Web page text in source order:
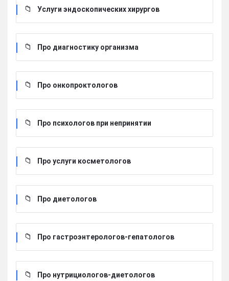
Услуги эндоскопических хирургов
Про диагностику организма
Про онкопроктологов
Про психологов при непринятии
Про услуги косметологов
Про диетологов
Про гастроэнтерологов-гепатологов
Про нутрициологов-диетологов